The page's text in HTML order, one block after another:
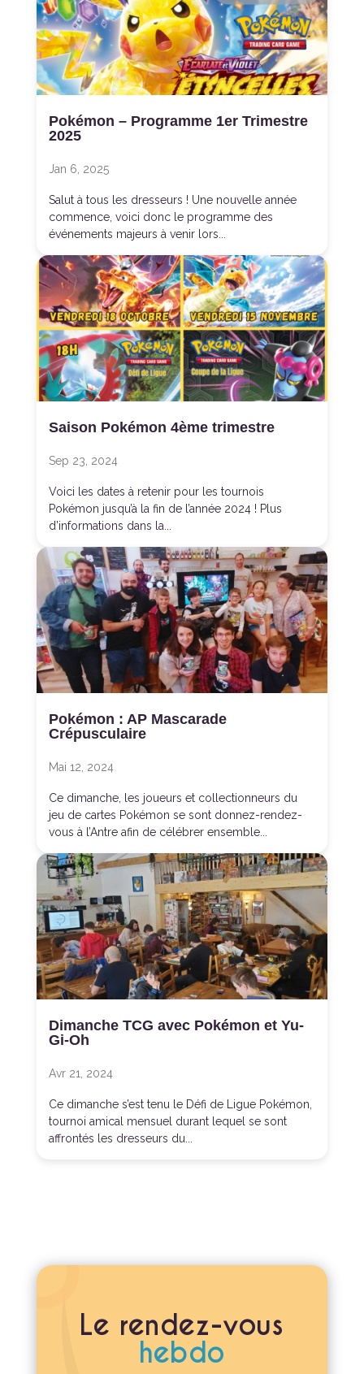
Pokémon – Programme 1er Trimestre
2025
Jan 6, 2025
Salut à tous les dresseurs ! Une nouvelle année
commence, voici donc le programme des
événements majeurs à venir lors...
Saison Pokémon 4ème trimestre
Sep 23, 2024
Voici les dates à retenir pour les tournois
Pokémon jusqu’à la fin de l’année 2024 ! Plus
d’informations dans la...
Pokémon : AP Mascarade
Crépusculaire
Mai 12, 2024
Ce dimanche, les joueurs et collectionneurs du
jeu de cartes Pokémon se sont donnez-rendez-
vous à l’Antre afin de célébrer ensemble...
Dimanche TCG avec Pokémon et Yu-
Gi-Oh
Avr 21, 2024
Ce dimanche s’est tenu le Défi de Ligue Pokémon,
tournoi amical mensuel durant lequel se sont
affrontés les dresseurs du...
Le rendez-vous
hebdo